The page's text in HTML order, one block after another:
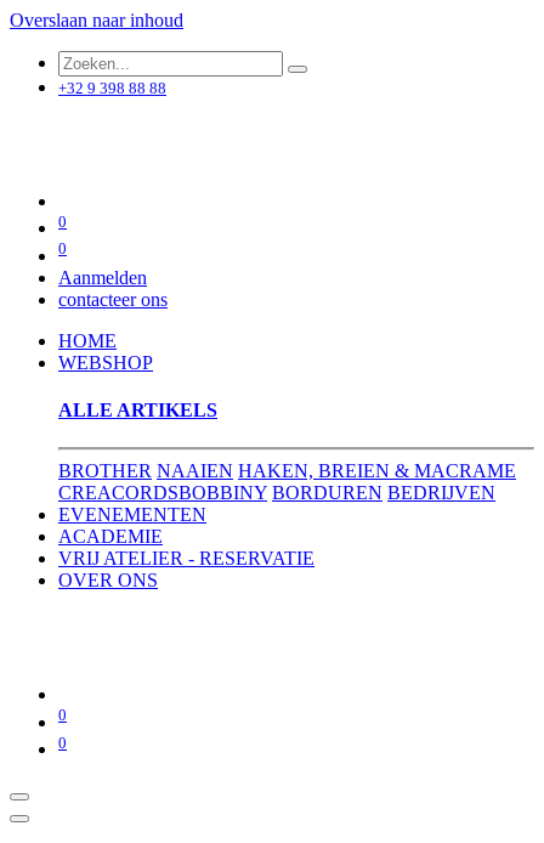
Overslaan naar inhoud
+32 9 398 88 88
0
0
Aanmelden
contacteer ons
HOME
WEBSHOP
ALLE ARTIKELS
BROTHER NAAIEN HAKEN, BREIEN & MACRAME
CREACORDSBOBBINY BORDUREN BEDRIJVEN
EVENEMENTEN
ACADEMIE
VRIJ ATELIER - RESERVATIE
OVER ONS
0
0